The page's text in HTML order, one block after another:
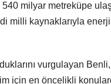
milyar metreküpe
milli kaynaklarıyla
vurgulayan
için en öncelikli